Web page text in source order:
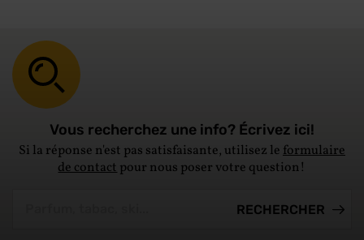
Vous recherchez une info? Écrivez ici!
Si la réponse n'est pas satisfaisante, utilisez leformulaire
de contactpour nous poser votre question!